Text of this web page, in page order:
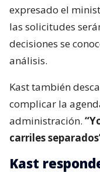
expresado el
las solicitudes
decisiones se
análisis.
Kast también
complicar la
administración.
carriles
Kast